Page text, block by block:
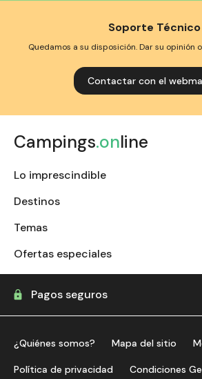
Soporte Técnico
Quedamos a su disposición. Dar su opinión
Contactar con el
Campings.online
Lo imprescindible
Destinos
Temas
Ofertas especiales
Pagos seguros
¿Quiénes somos? Mapa del sitio
Política de privacidad Condiciones